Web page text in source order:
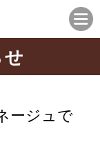
ージュで